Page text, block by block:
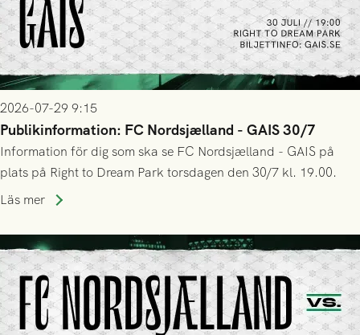
2026-07-29 9:15
Publikinformation: FC Nordsjælland - GAIS 30/7
Information för dig som ska se FC Nordsjælland - GAIS på
plats på Right to Dream Park torsdagen den 30/7 kl. 19.00.
Läs mer